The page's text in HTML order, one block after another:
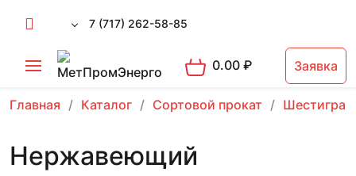
7 (717) 262-58-85
0.00₽ Заявка
Главная Каталог Сортовой прокат
Нержавеющий